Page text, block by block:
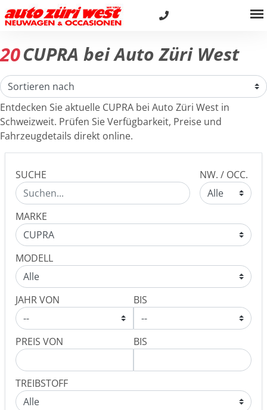
20CUPRA bei Auto Züri West
Entdecken Sie aktuelle CUPRA bei Auto Züri West in
Schweizweit. Prüfen Sie Verfügbarkeit, Preise und
Fahrzeugdetails direkt online.
SUCHE NW. / OCC.
MARKE
MODELL
JAHR VON BIS
PREIS VON BIS
TREIBSTOFF